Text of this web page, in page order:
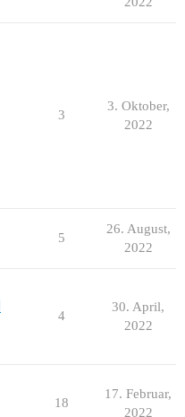
3
3. Oktober,
2022
5
26. August,
2022
4
30. April,
2022
18
17. Februar,
2022